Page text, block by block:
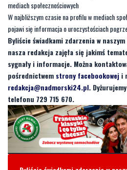
Jak wspominają go strażacy z jednostki:
—W naszej pamięci pozostanie jako człowiek
nastawiony do innych— informują strażacy z
mediach społecznościowych
W najbliższym czasie na profilu w mediach
pojawi się informacja o uroczystościach
Byliście świadkami zdarzenia w naszym
nasza redakcja zajęła się jakimś
sygnały i informacje. Można
pośrednictwemstrony facebookoweji
redakcja@nadmorski24.pl.
telefonu 729 715 670.